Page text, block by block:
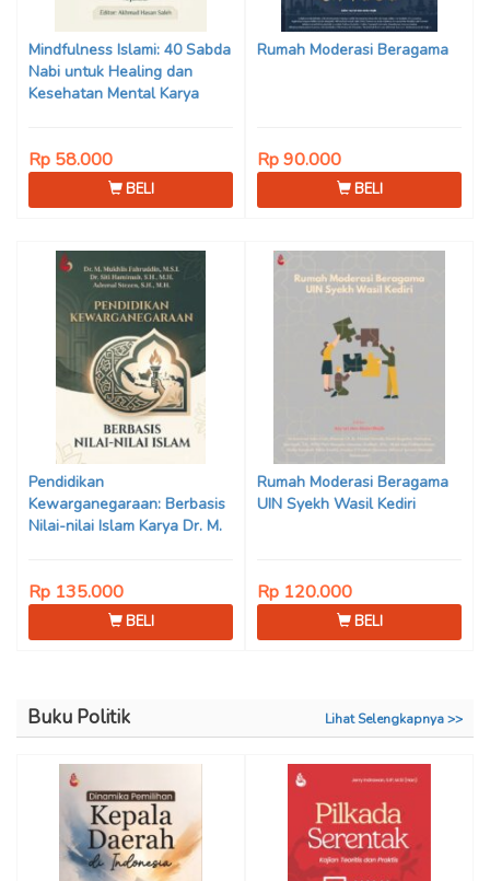
Son Haji, Dede Sunarya,
Iwan Setiawan, Nur Afiatin
Editor: Mi’raj Dodi Kurniawan
Mindfulness Islami: 40 Sabda
Nabi untuk Healing dan
Kesehatan Mental Karya
Saniyya Fadhila, Avanda
Chintya Cahyaning Putri, dan
Arjunedi
Rp 58.000
BELI
Rumah Moderasi Beragama
Rp 90.000
BELI
Pendidikan
Kewarganegaraan: Berbasis
Nilai-nilai Islam Karya Dr. M.
Adrenal Stezen, S.H., M.H.
Rp 135.000
BELI
Rumah Moderasi Beragama
UIN Syekh Wasil Kediri
Rp 120.000
BELI
Buku Politik Lihat Selengkapnya >>